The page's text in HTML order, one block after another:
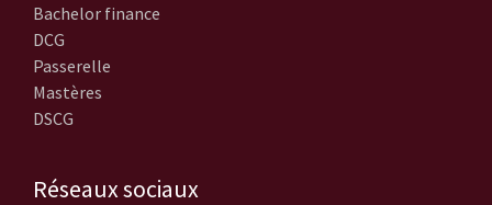
Bachelor finance
DCG
Passerelle
Mastères
DSCG
Réseaux sociaux